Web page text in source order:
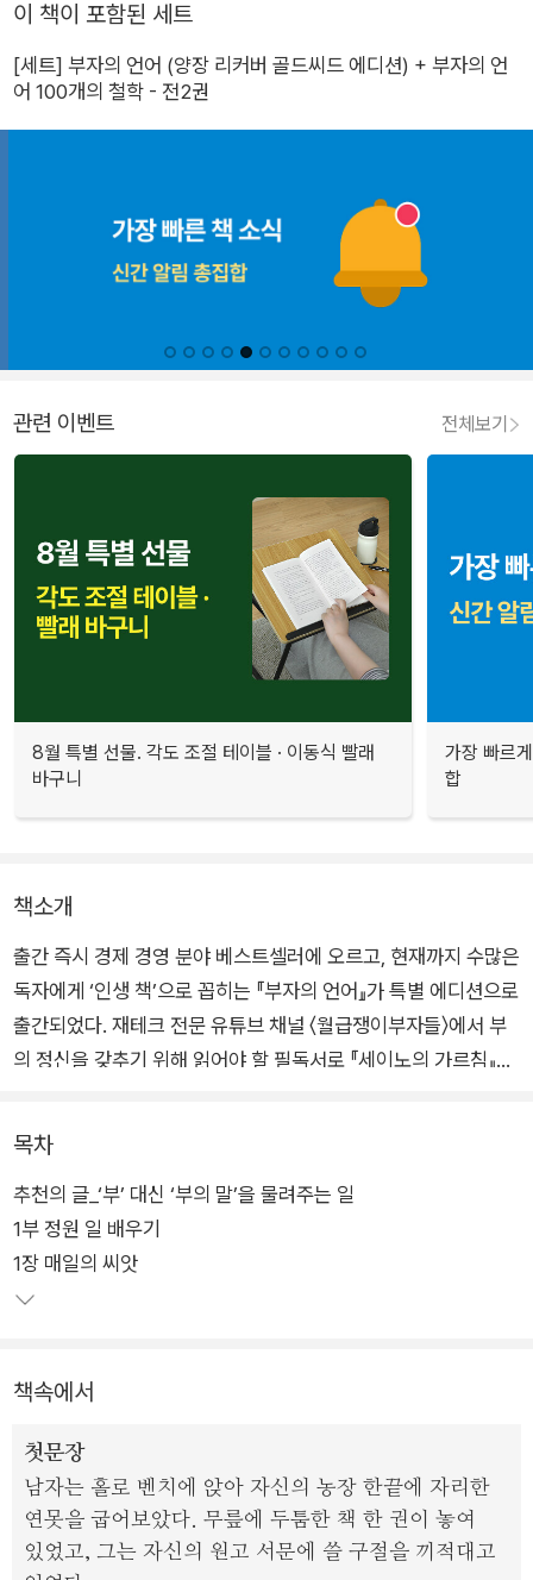
이 책이 포함된 세트
[세트] 부자의 언어 (양장 리커버 골드씨드 에디션) + 부자의 언
어 100개의 철학 - 전2권
관련 이벤트 전체보기
8월 특별 선물. 각도 조절 테이블 · 이동식 빨래
바구니
가장 빠르
합
책소개
출간 즉시 경제 경영 분야 베스트셀러에 오르고, 현재까지 수많은
독자에게 ‘인생 책’으로 꼽히는 『부자의 언어』가 특별 에디션으로
출간되었다. 재테크 전문 유튜브 채널 〈월급쟁이부자들〉에서 부
의 정신을 갖추기 위해 읽어야 할 필독서로 『세이노의 가르침』과
대로 이야기한 책”이라며 한 문장 한 문장 곱씹으며 읽기를 권한
다.
독자들은 냉철하고도 따뜻한 가르침을 통해 비로소 돈 버는 방법
을 알게 되었다며 극찬을 아끼지 않았다. 부의 진정한 철학을 알
고 싶은 사람들이 이 책을 읽으며 마음속에 저마다의 황금 씨앗을
가난했던 한 아빠가 부자가 되기까지 지녔던 소신과 개념, 원칙을
솔직하고 다정한 목소리로 알려주는 부의 보물 지도 같은 책이다.
부에 대한 정의를 일깨워주고, 부를 향한 길로 안내하는 친절한
지침서로 롤러코스터 같은 인생에서 ‘경제적 자유’를 얻기 위해
목차
추천의 글_‘부’ 대신 ‘부의 말’을 물려주는 일
1부 정원 일 배우기
1장 매일의 씨앗
책속에서
첫문장
남자는 홀로 벤치에 앉아 자신의 농장 한끝에 자리한
연못을 굽어보았다. 무릎에 두툼한 책 한 권이 놓여
있었고, 그는 자신의 원고 서문에 쓸 구절을 끼적대고